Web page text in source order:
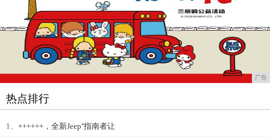
广告
热点排行
1、 ++++++，全新Jeep⁺指南者让